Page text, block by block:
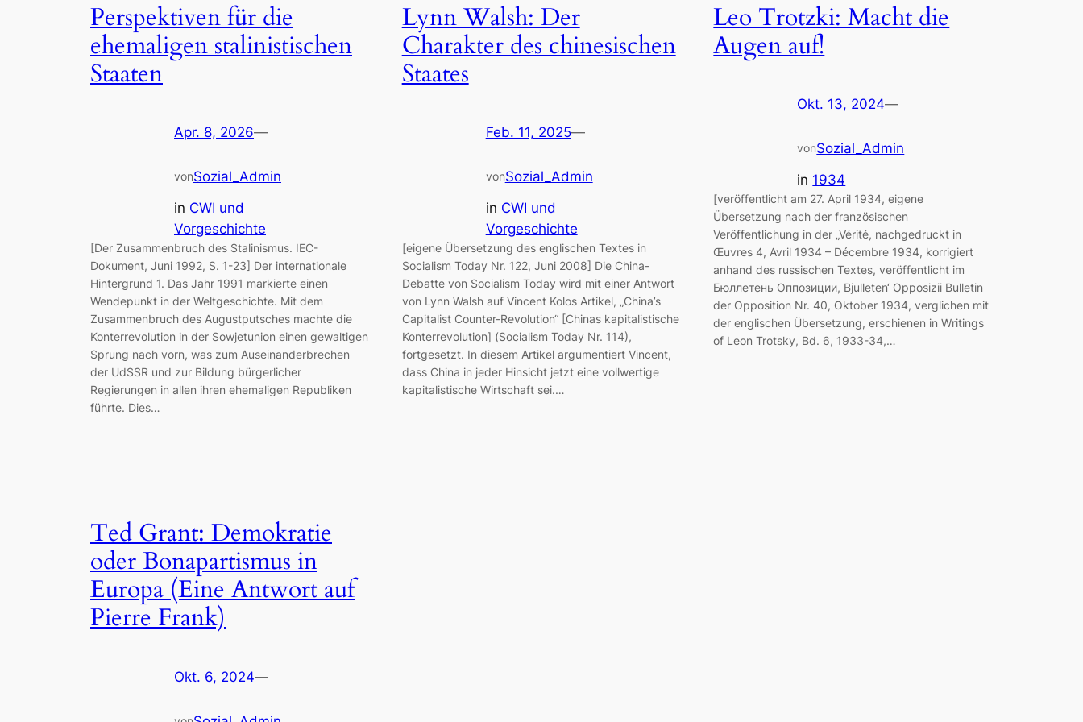
Perspektiven für die
ehemaligen stalinistischen
Staaten
Apr. 8, 2026—
vonSozial_Admin
in CWI und
Vorgeschichte
[Der Zusammenbruch des Stalinismus. IEC-
Dokument, Juni 1992, S. 1-23] Der internationale
Hintergrund 1. Das Jahr 1991 markierte einen
Wendepunkt in der Weltgeschichte. Mit dem
Zusammenbruch des Augustputsches machte die
Konterrevolution in der Sowjetunion einen gewaltigen
Sprung nach vorn, was zum Auseinanderbrechen
der UdSSR und zur Bildung bürgerlicher
Regierungen in allen ihren ehemaligen Republiken
führte. Dies…
Lynn Walsh: Der
Charakter des chinesischen
Staates
Feb. 11, 2025—
vonSozial_Admin
in CWI und
Vorgeschichte
[eigene Übersetzung des englischen Textes in
Socialism Today Nr. 122, Juni 2008] Die China-
Debatte von Socialism Today wird mit einer Antwort
von Lynn Walsh auf Vincent Kolos Artikel, „China’s
Capitalist Counter-Revolution“ [Chinas kapitalistische
Konterrevolution] (Socialism Today Nr. 114),
fortgesetzt. In diesem Artikel argumentiert Vincent,
dass China in jeder Hinsicht jetzt eine vollwertige
kapitalistische Wirtschaft sei.…
Leo Trotzki: Macht die
Augen auf!
Okt. 13, 2024—
vonSozial_Admin
in 1934
[veröffentlicht am 27. April 1934, eigene
Übersetzung nach der französischen
Veröffentlichung in der „Vérité, nachgedruckt in
Œuvres 4, Avril 1934 – Décembre 1934, korrigiert
anhand des russischen Textes, veröffentlicht im
Бюллетень Оппозиции, Bjulleten‘ Opposizii Bulletin
der Opposition Nr. 40, Oktober 1934, verglichen mit
der englischen Übersetzung, erschienen in Writings
of Leon Trotsky, Bd. 6, 1933-34,…
Ted Grant: Demokratie
oder Bonapartismus in
Europa (Eine Antwort auf
Pierre Frank)
Okt. 6, 2024—